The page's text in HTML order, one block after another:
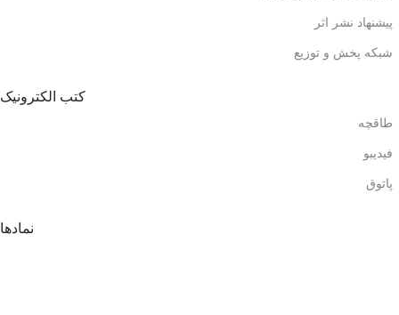
پیشنهاد نشر اثر
شبکه پخش و توزیع
کتب الکترونیک
طاقچه
فیدیبو
پاتوق
نمادها